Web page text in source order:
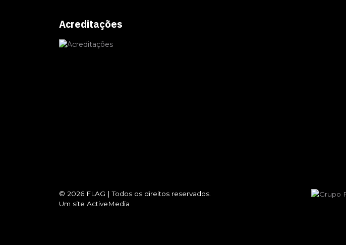
Acreditações
© 2026 FLAG |Todos os direitos reservados.
Um site ActiveMedia